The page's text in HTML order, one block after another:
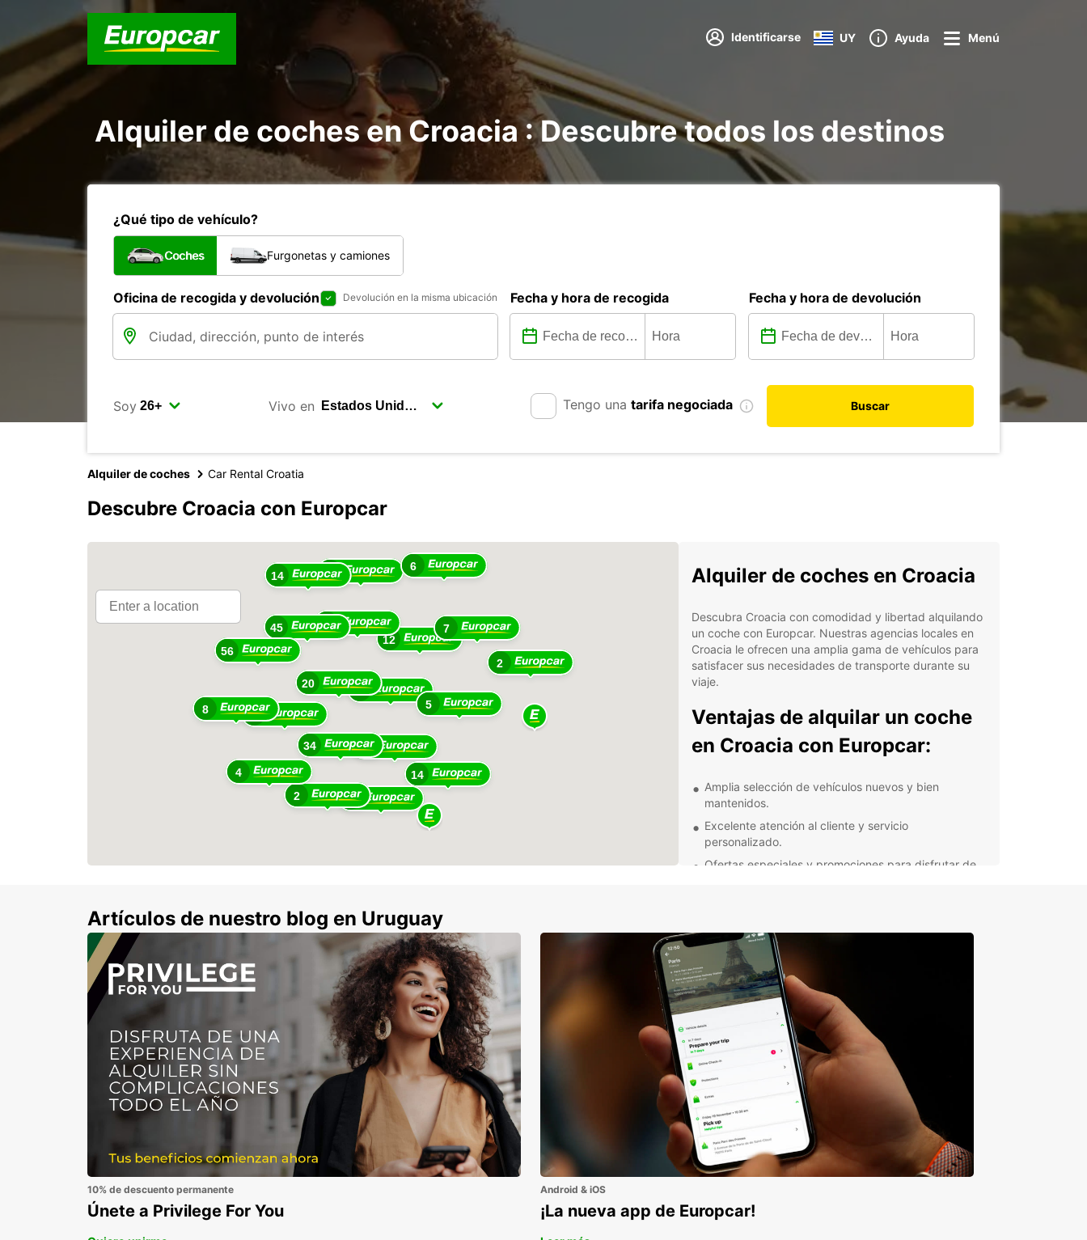
Identificarse UY Ayuda Menú
Alquiler de coches en Croacia : Descubre todos los destinos
¿Qué tipo de vehículo?
Coches Furgonetas y camiones
Oficina de recogida y devolución Devolución en la misma ubicación Fecha y hora de recogida Fecha y hora de devolución
Soy Vivo en Tengo una tarifa negociada Buscar
Alquiler de coches Car Rental Croatia
Descubre Croacia con Europcar
26
20
23
34
12
5
9
37
14
13
45
2
7
11
56
4
14
6
8
2
Alquiler de coches en Croacia
Descubra Croacia con comodidad y libertad alquilando
un coche con Europcar. Nuestras agencias locales en
Croacia le ofrecen una amplia gama de vehículos para
satisfacer sus necesidades de transporte durante su
viaje.
Ventajas de alquilar un coche
en Croacia con Europcar:
Amplia selección de vehículos nuevos y bien
mantenidos.
Excelente atención al cliente y servicio
personalizado.
Ofertas especiales y promociones para disfrutar de
Croacia es un destino popular entre los turistas que
buscan playas impresionantes, ciudades históricas y
parajes naturales sorprendentes. Con un coche de
alquiler, podrá explorar todo lo que este hermoso país
tiene para ofrecer de manera conveniente y sin
restricciones de horario.
No importa si está planeando unas vacaciones
familiares en la costa dálmata o un viaje de negocios a
Zagreb, Europcar tiene el vehículo perfecto para usted.
Con opciones que van desde económicos compactos
hasta lujosos SUVs, estamos seguros de que
encontrará el coche ideal para sus necesidades.
Reserve su coche de alquiler en Croacia con Europcar
hoy mismo y comience a disfrutar de un viaje
Artículos de nuestro blog en Uruguay
10% de descuento permanente
Únete a Privilege For You
Android & iOS
¡La nueva app de Europcar!